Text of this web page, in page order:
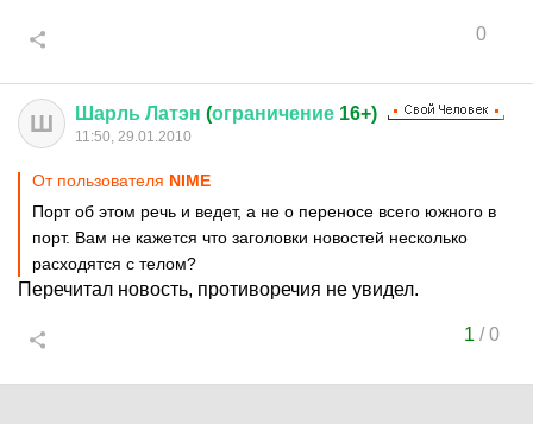
0
Ш Шарль Латэн (ограничение 16+)
11:50, 29.01.2010
От пользователя NIME
Порт об этом речь и ведет, а не о переносе всего южного в
порт. Вам не кажется что заголовки новостей несколько
расходятся с телом?
Перечитал новость, противоречия не увидел.
1 /0